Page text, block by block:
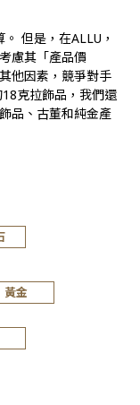
但是，在ALLU，
慮其「產品價
他因素，競爭對手
克拉飾品，我們還
品、古董和純金產
黃金